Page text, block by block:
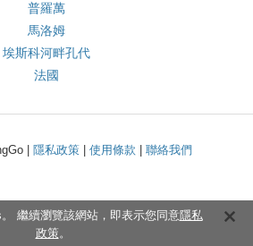
普羅萬
馬洛姆
埃斯科河畔孔代
法國
| 隱私政策 使用條款 聯絡我們
繼續瀏覽該網站，即表示您同意隱私
政策。